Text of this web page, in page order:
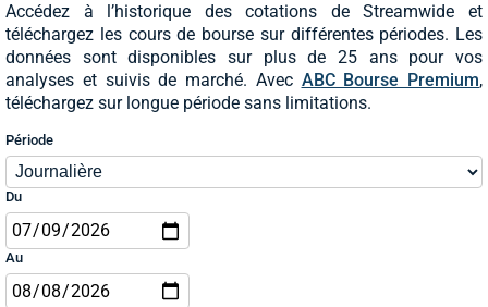
Accédez à l’historique des cotations de Streamwide et
téléchargez les cours de bourse sur différentes périodes. Les
données sont disponibles sur plus de 25 ans pour vos
analyses et suivis de marché. Avec ABC Bourse Premium,
téléchargez sur longue période sans limitations.
Période
Du
Au